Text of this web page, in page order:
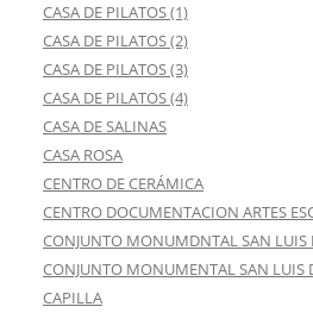
CASA DE PILATOS (1)
CASA DE PILATOS (2)
CASA DE PILATOS (3)
CASA DE PILATOS (4)
CASA DE SALINAS
CASA ROSA
CENTRO DE CERÁMICA
CENTRO DOCUMENTACION ARTES
CONJUNTO MONUMDNTAL SAN LUIS
CONJUNTO MONUMENTAL SAN LUIS
CAPILLA